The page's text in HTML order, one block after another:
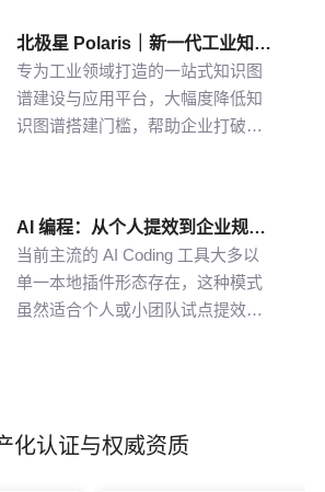
北极星 Polaris｜新一代工业知识图谱智能管理平台，点亮工业知识智能之路
专为工业领域打造的一站式知识图
谱建设与应用平台，大幅度降低知
识图谱搭建门槛，帮助企业打破数
推理能力，打造企业级智能决策新
引擎，赋能企业沉淀高质量的知识
并应用。
AI 编程：从个人提效到企业规模化落地的破局之道
当前主流的 AI Coding 工具大多以
单一本地插件形态存在，这种模式
虽然适合个人或小团队试点提效，
化认证与权威资质